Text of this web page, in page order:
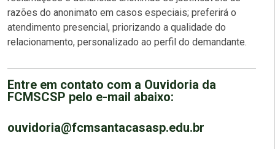
razões do anonimato em casos especiais; preferirá o
atendimento presencial, priorizando a qualidade do
relacionamento, personalizado ao perfil do demandante.
Entre em contato com a Ouvidoria da
FCMSCSP pelo e-mail abaixo:
ouvidoria@fcmsantacasasp.edu.br